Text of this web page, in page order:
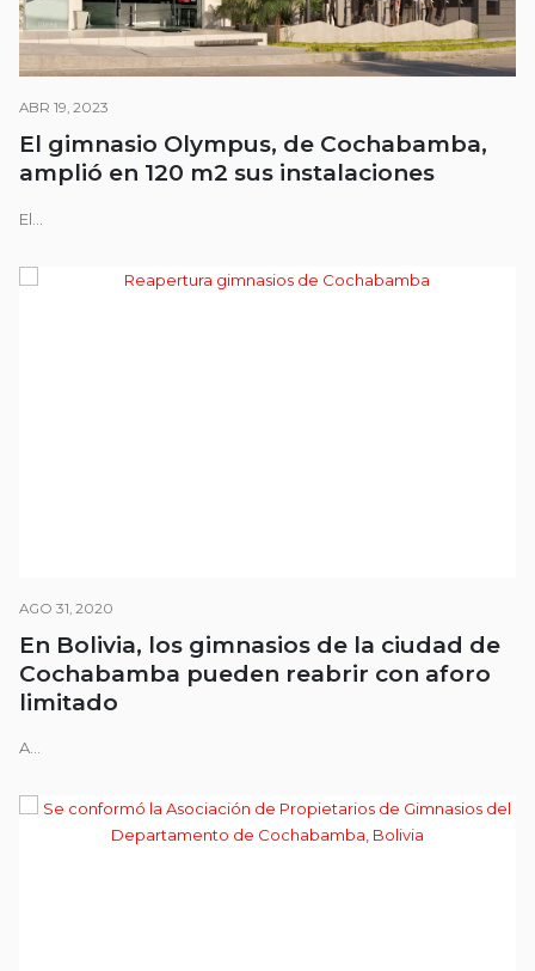
ABR 19, 2023
El gimnasio Olympus, de Cochabamba,
amplió en 120 m2 sus instalaciones
El...
AGO 31, 2020
En Bolivia, los gimnasios de la ciudad de
Cochabamba pueden reabrir con aforo
limitado
A...